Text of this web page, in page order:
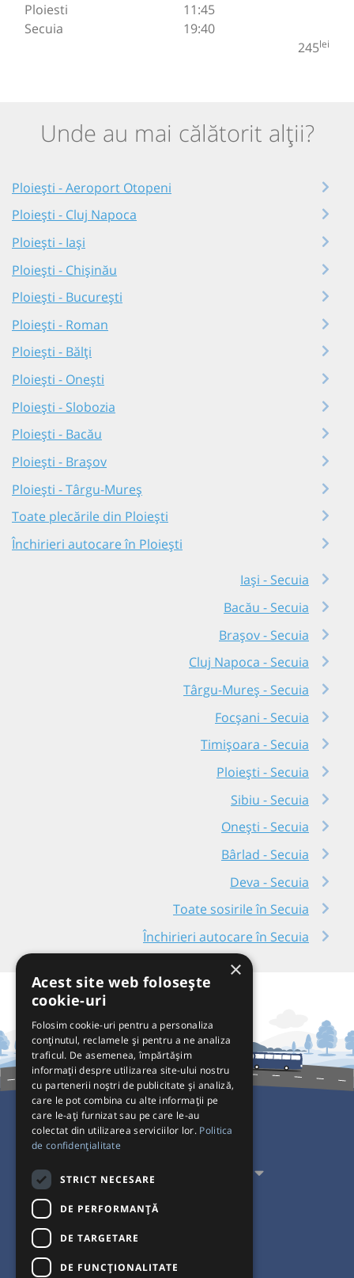
Ploiesti
Secuia
11:45
19:40
245lei
Unde au mai călătorit alții?
Ploiești - Aeroport Otopeni
Ploiești - Cluj Napoca
Ploiești - Iași
Ploiești - Chișinău
Ploiești - București
Ploiești - Roman
Ploiești - Bălți
Ploiești - Onești
Ploiești - Slobozia
Ploiești - Bacău
Ploiești - Brașov
Ploiești - Târgu-Mureș
Toate plecările din Ploiești
Închirieri autocare în Ploiești
Iași - Secuia
Bacău - Secuia
Brașov - Secuia
Cluj Napoca - Secuia
Târgu-Mureș - Secuia
Focșani - Secuia
Timișoara - Secuia
Ploiești - Secuia
Sibiu - Secuia
Onești - Secuia
Bârlad - Secuia
Deva - Secuia
Toate sosirile în Secuia
Închirieri autocare în Secuia
Pentru Călători
Pentru Transportatori
Interacționăm
Acceptăm plăți cu
×
Acest site web folosește
cookie-uri
Folosim cookie-uri pentru a personaliza
conținutul, reclamele și pentru a ne analiza
traficul. De asemenea, împărtășim
informații despre utilizarea site-ului nostru
cu partenerii noștri de publicitate și analiză,
care le pot combina cu alte informații pe
care le-ați furnizat sau pe care le-au
colectat din utilizarea serviciilor lor. Politica
de confidențialitate
STRICT NECESARE
DE PERFORMANȚĂ
DE TARGETARE
DE FUNCŢIONALITATE